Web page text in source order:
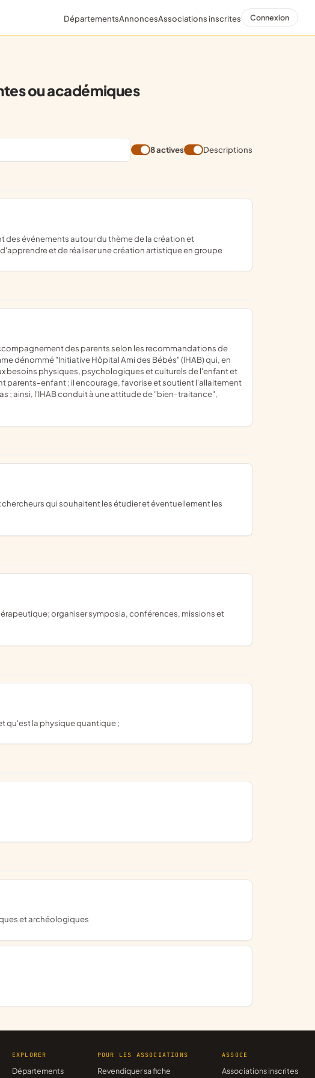
DépartementsAnnoncesAssociations inscrites Connexion
ou académiques
8 actives Descriptions
et de réaliser une création artistique en groupe
dénommé "Initiative Hôpital Ami des Bébés" (IHAB) qui, en
besoins physiques, psychologiques et culturels de l'enfant et
parents-enfant ; il encourage, favorise et soutient l'allaitement
; ainsi, l'IHAB conduit à une attitude de "bien-traitance",
qu'est la physique quantique ;
et archéologiques
EXPLORER
Départements
POUR LES ASSOCIATIONS
Revendiquer sa fiche
ASSOCE
Associations inscrites